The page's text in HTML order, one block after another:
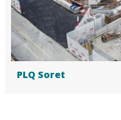
PLQ Soret